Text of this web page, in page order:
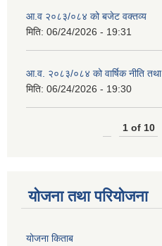
आ.व २०८३/०८४ को बजेट वक्तव्य
मिति: 06/24/2026 - 19:31
आ.व. २०८३/०८४ को वार्षिक नीति तथा
मिति: 06/24/2026 - 19:30
1 of 10
योजना तथा परियोजना
योजना किताब